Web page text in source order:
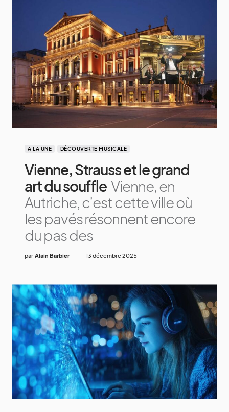
A LA UNE DÉCOUVERTE MUSICALE
Vienne, Strauss et le grand
art du souffle Vienne, en
Autriche, c’est cette ville où
les pavés résonnent encore
du pas des
par Alain Barbier 13 décembre 2025